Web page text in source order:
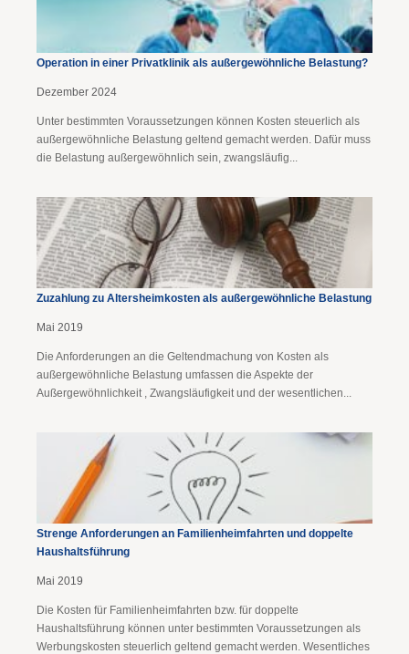
Operation in einer Privatklinik als außergewöhnliche Belastung?
Dezember 2024
Unter bestimmten Voraussetzungen können Kosten steuerlich als
außergewöhnliche Belastung geltend gemacht werden. Dafür muss
die Belastung außergewöhnlich sein, zwangsläufig...
Zuzahlung zu Altersheimkosten als außergewöhnliche Belastung
Mai 2019
Die Anforderungen an die Geltendmachung von Kosten als
außergewöhnliche Belastung umfassen die Aspekte der
Außergewöhnlichkeit , Zwangsläufigkeit und der wesentlichen...
Strenge Anforderungen an Familienheimfahrten und doppelte
Haushaltsführung
Mai 2019
Die Kosten für Familienheimfahrten bzw. für doppelte
Haushaltsführung können unter bestimmten Voraussetzungen als
Werbungskosten steuerlich geltend gemacht werden. Wesentliches